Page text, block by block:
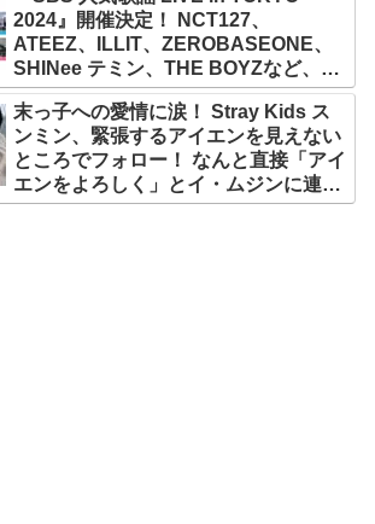
2024』開催決定！ NCT127、
ATEEZ、ILLIT、ZEROBASEONE、
SHINee テミン、THE BOYZなど、豪
華アーティスト出演決定！ 10月12
日・13日、さいたまスーパーアリーナ
にて
末っ子への愛情に涙！ Stray Kids ス
ンミン、緊張するアイエンを見えない
ところでフォロー！ なんと直接「アイ
エンをよろしく」とイ・ムジンに連
絡… 愛にあふれたエピソードにファン